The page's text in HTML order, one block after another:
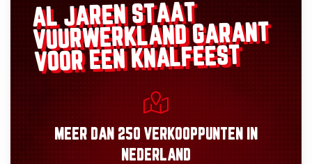
AL JAREN STAAT
VUURWERKLANDGARANT
VOOR EEN KNALFEEST
MEER DAN 250 VERKOOPPUNTEN
IN
NEDERLAND